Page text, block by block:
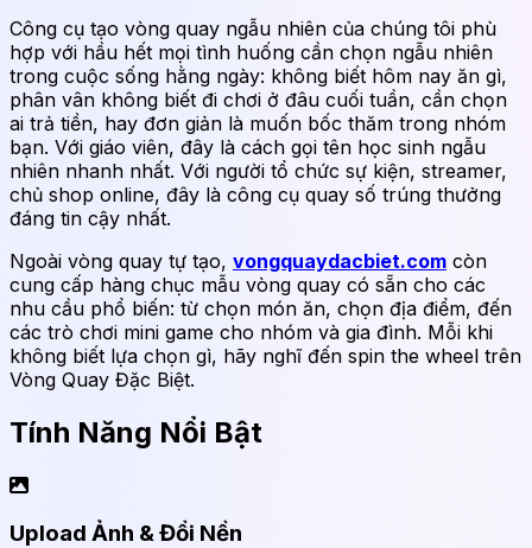
Công cụ tạo vòng quay ngẫu nhiên của chúng tôi phù
hợp với hầu hết mọi tình huống cần chọn ngẫu nhiên
trong cuộc sống hằng ngày: không biết hôm nay ăn gì,
phân vân không biết đi chơi ở đâu cuối tuần, cần chọn
ai trả tiền, hay đơn giản là muốn bốc thăm trong nhóm
bạn. Với giáo viên, đây là cách gọi tên học sinh ngẫu
nhiên nhanh nhất. Với người tổ chức sự kiện, streamer,
chủ shop online, đây là công cụ quay số trúng thưởng
đáng tin cậy nhất.
Ngoài vòng quay tự tạo, vongquaydacbiet.com còn
cung cấp hàng chục mẫu vòng quay có sẵn cho các
nhu cầu phổ biến: từ chọn món ăn, chọn địa điểm, đến
các trò chơi mini game cho nhóm và gia đình. Mỗi khi
không biết lựa chọn gì, hãy nghĩ đến spin the wheel trên
Vòng Quay Đặc Biệt.
Tính Năng Nổi Bật
Upload Ảnh & Đổi Nền